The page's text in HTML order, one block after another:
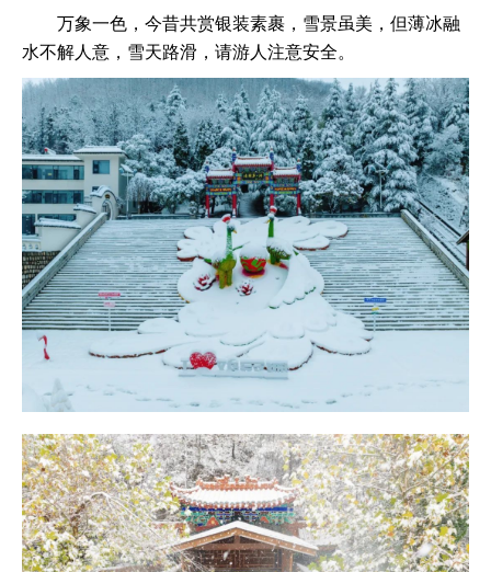
万象一色，今昔共赏银装素裹，雪景虽美，但薄冰融
水不解人意，雪天路滑，请游人注意安全。